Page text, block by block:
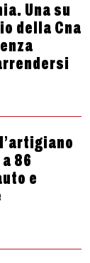
Una su
della Cna
86
e